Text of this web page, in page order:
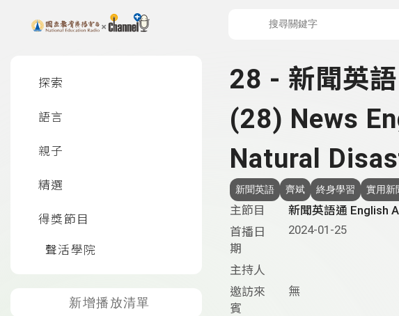
上方功能區塊
探索
語言
親子
精選
得獎節目
聲活學院
新增播放清單
28 - 新聞英
(28) News
Natural
新聞英語 齊斌 終身學習 實用新
主節目
新聞英語通 English
首播日
期
2024-01-25
主持人
邀訪來
賓
無